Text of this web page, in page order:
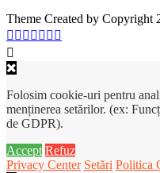
Theme Created by Copyright
Folosim cookie-uri pentru
menținerea setărilor. (ex:
de GDPR).
Accept Refuz
Privacy Center Setări Politica